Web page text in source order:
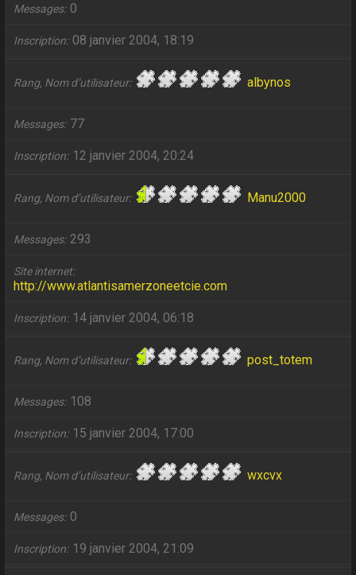
Messages 0
Inscription 08 janvier 2004, 18:19
Rang, Nom d’utilisateur albynos
Messages 77
Inscription 12 janvier 2004, 20:24
Rang, Nom d’utilisateur Manu2000
Messages 293
Site internet
http://www.atlantisamerzoneetcie.com
Inscription 14 janvier 2004, 06:18
Rang, Nom d’utilisateur post_totem
Messages 108
Inscription 15 janvier 2004, 17:00
Rang, Nom d’utilisateur wxcvx
Messages 0
Inscription 19 janvier 2004, 21:09